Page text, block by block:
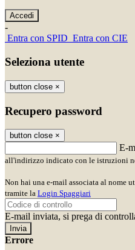
-
Entra con SPID Entra con CIE
Seleziona utente
button close ×
Recupero password
button close ×
E-
all'indirizzo indicato con le istruzioni
Non hai una e-mail associata al nome
tramite la Login Spaggiari
E-mail inviata, si prega di
Errore